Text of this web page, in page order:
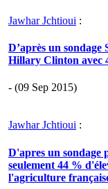
Jawhar Jchtioui :
D’après un
Hillary Clinton avec
- (09 Sep 2015)
Jawhar Jchtioui :
D'apres un sondage
seulement 44 %
l'agriculture